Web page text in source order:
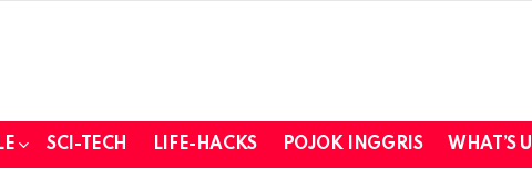
SCI-TECH LIFE-HACKS POJOK INGGRIS WHAT’S